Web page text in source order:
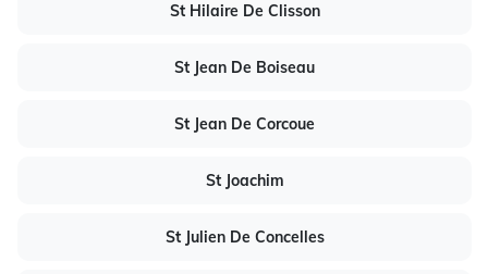
St Hilaire De Clisson
St Jean De Boiseau
St Jean De Corcoue
St Joachim
St Julien De Concelles